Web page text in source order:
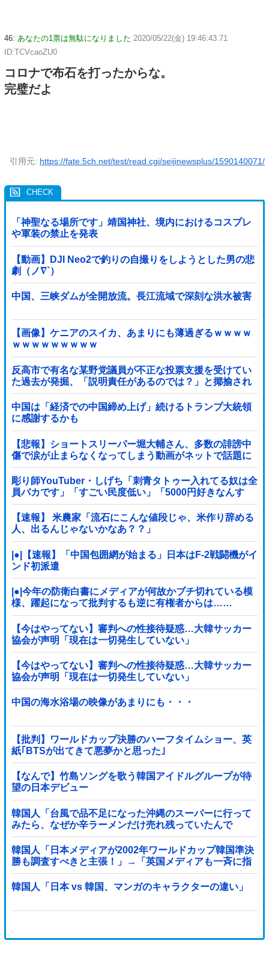
46: あなたの1票は無駄になりました 2020/05/22(金) 19:46:43.71
ID:TCVcaoZU0
コロナで布石を打ったからな。
完璧だよ
引用元: https://fate.5ch.net/test/read.cgi/seijinewsplus/1590140071/
「神聖なる場所です」靖国神社、境内におけるコスプレ
や軍装の禁止を発表
【動画】DJI Neo2で釣りの自撮りをしようとした男の悲
劇（ノ∇`）
中国、三峡ダムが全開放流。長江流域で深刻な洪水被害
【画像】ケニアのスイカ、あまりにも薄過ぎるｗｗｗｗ
ｗｗｗｗｗｗｗｗｗ
反高市で有名な某野党議員が不正な投票支援を受けてい
た過去が発掘、「説明責任があるのでは？」と揶揄され
ており……他
中国は「経済での中国締め上げ」続けるトランプ大統領
に感謝するかも
【悲報】ショートスリーパー堀大輔さん、多数の誹謗中
傷で涙が止まらなくなってしまう動画がネットで話題に
→ ………
彫り師YouTuber・しげち「刺青タトゥー入れてる奴は全
員バカです」「すごい民度低い」「5000円好きなんす
よ、バカって」
【速報】 米農家「流石にこんな値段じゃ、米作り辞める
人、出るんじゃないかなあ？？」
|●|【速報】「中国包囲網が始まる」日本はF-2戦闘機がイ
ンド初派遣
|●|今年の防衛白書にメディアが何故かブチ切れている模
様、躍起になって批判するも逆に有権者からは……
【今はやってない】審判への性接待疑惑…大韓サッカー
協会が声明「現在は一切発生していない」
【今はやってない】審判への性接待疑惑…大韓サッカー
協会が声明「現在は一切発生していない」
中国の海水浴場の映像があまりにも・・・
【批判】ワールドカップ決勝のハーフタイムショー、英
紙｢BTSが出てきて悪夢かと思った｣
【なんで】竹島ソングを歌う韓国アイドルグループが待
望の日本デビュー
韓国人「台風で品不足になった沖縄のスーパーに行って
みたら、なぜか辛ラーメンだけ売れ残っていたんで
す…」
韓国人「日本メディアが2002年ワールドカップ韓国準決
勝も調査すべきと主張！」→「英国メディアも一斉に指
摘‥」
韓国人「日本 vs 韓国、マンガのキャラクターの違い」